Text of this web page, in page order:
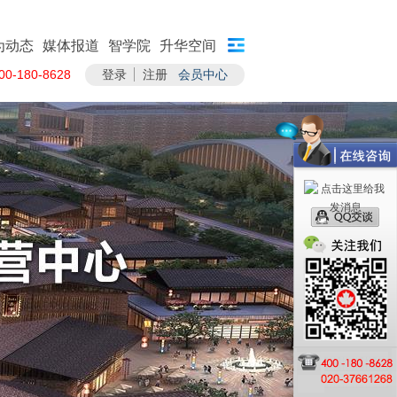
180-8628 登录 注册 会员中心
动态 媒体报道 智学院 升华空间